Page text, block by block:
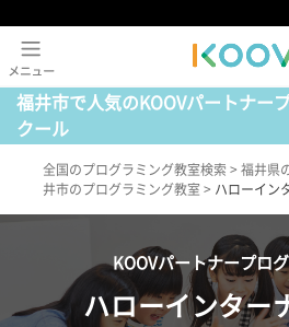
福井市で人気のKOOVパートナー
クール
全国のプログラミング教室検索 > 福井県
井市のプログラミング教室 > ハローイン
KOOVパートナープロ
ハローインター